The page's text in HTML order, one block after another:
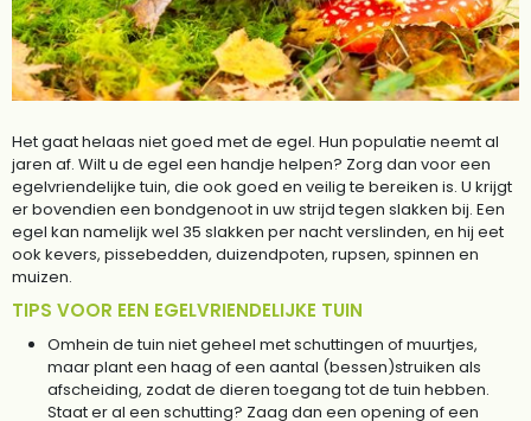
Het gaat helaas niet goed met de egel. Hun populatie neemt al
jaren af. Wilt u de egel een handje helpen? Zorg dan voor een
egelvriendelijke tuin, die ook goed en veilig te bereiken is. U krijgt
er bovendien een bondgenoot in uw strijd tegen slakken bij. Een
egel kan namelijk wel 35 slakken per nacht verslinden, en hij eet
ook kevers, pissebedden, duizendpoten, rupsen, spinnen en
muizen.
TIPS VOOR EEN EGELVRIENDELIJKE TUIN
Omhein de tuin niet geheel met schuttingen of muurtjes,
maar plant een haag of een aantal (bessen)struiken als
afscheiding, zodat de dieren toegang tot de tuin hebben.
Staat er al een schutting? Zaag dan een opening of een